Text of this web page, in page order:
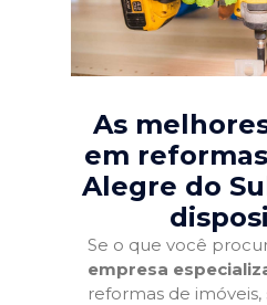
As
em
Alegre do
Se o que você
empresa
reformas de imóveis,